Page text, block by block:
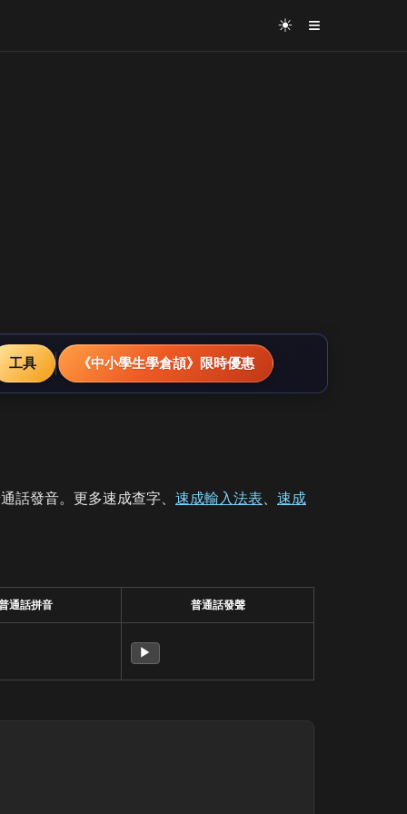
☀ ≡
工具 《中小學生學倉頡》限時優惠
話發音。更多速成查字、 速成輸入法表、 速成
通話拼音 普通話發聲
▶